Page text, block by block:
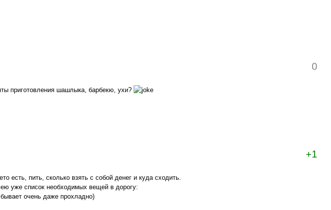
0
приготовления шашлыка, барбекю, ухи?
+1
есть, пить, сколько взять с собой денег и куда сходить.
уже список необходимых вещей в дорогу:
очень даже прохладно)